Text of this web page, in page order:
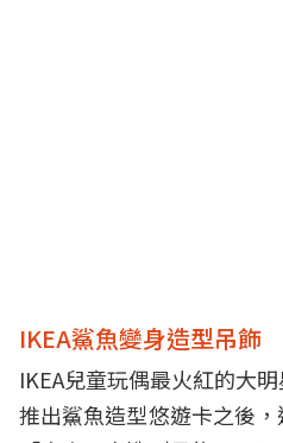
IKEA鯊魚變身造型吊飾
IKEA兒童玩偶最火紅的大
推出鯊魚造型悠遊卡之後